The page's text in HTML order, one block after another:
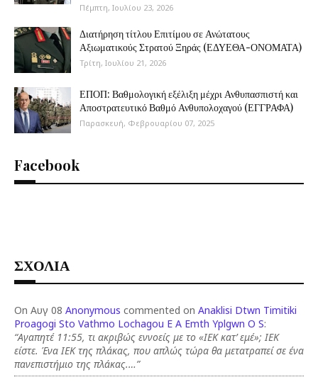
Πέμπτη, Ιουλίου 23, 2026
Διατήρηση τίτλου Επιτίμου σε Ανώτατους
Αξιωματικούς Στρατού Ξηράς (ΕΔΥΕΘΑ-ΟΝΟΜΑΤΑ)
Τρίτη, Ιουλίου 21, 2026
ΕΠΟΠ: Βαθμολογική εξέλιξη μέχρι Ανθυπασπιστή και
Αποστρατευτικό Βαθμό Ανθυπολοχαγού (ΕΓΓΡΑΦΑ)
Παρασκευή, Φεβρουαρίου 07, 2025
Facebook
ΣΧΟΛΙΑ
On Αυγ 08 Anonymous commented on Anaklisi Dtwn Timitiki
Proagogi Sto Vathmo Lochagou E A Emth Yplgwn O S:
“Αγαπητέ 11:55, τι ακριβώς εννοείς με το «ΙΕΚ κατ’ εμέ»; ΙΕΚ
είστε. Ένα ΙΕΚ της πλάκας, που απλώς τώρα θα μετατραπεί σε ένα
πανεπιστήμιο της πλάκας.…”